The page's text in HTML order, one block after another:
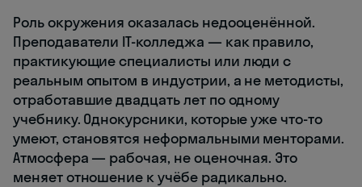
Роль окружения оказалась недооценённой.
Преподаватели IT-колледжа — как правило,
практикующие специалисты или люди с
реальным опытом в индустрии, а не методисты,
отработавшие двадцать лет по одному
учебнику. Однокурсники, которые уже что-то
умеют, становятся неформальными менторами.
Атмосфера — рабочая, не оценочная. Это
меняет отношение к учёбе радикально.